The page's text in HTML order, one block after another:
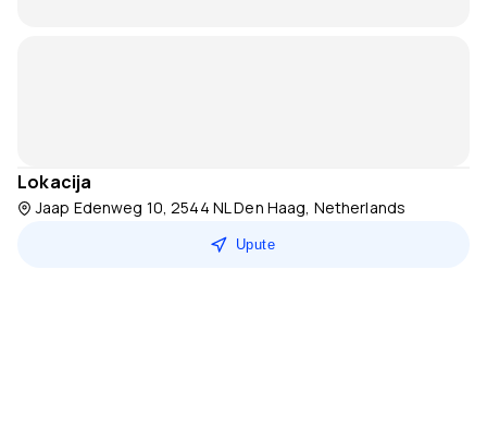
Lokacija
Jaap Edenweg 10, 2544 NL Den Haag, Netherlands
Upute